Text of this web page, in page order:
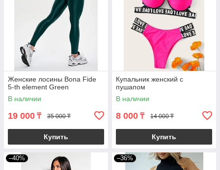
Женские лосины Bona Fide
5-th element Green
В наличии
19 000 ₸ 35 000 ₸
Купить
Купальник женский с
пушапом
В наличии
8 000 ₸ 14 000 ₸
Купить
–40% –36%